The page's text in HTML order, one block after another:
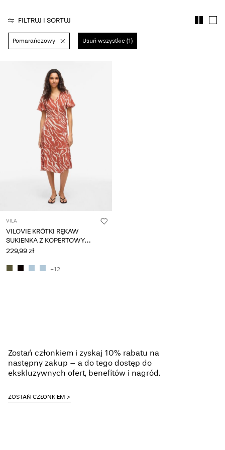
nas
FILTRUJ I SORTUJ
Pomarańczowy Usuń wszystkie (1)
VILA
VILOVIE KRÓTKI RĘKAW
SUKIENKA Z KOPERTOWYM
PRZODEM
229,99 zł
+12
Zostań członkiem i zyskaj 10% rabatu na
następny zakup – a do tego dostęp do
ekskluzywnych ofert, benefitów i nagród.
ZOSTAŃ CZŁONKIEM